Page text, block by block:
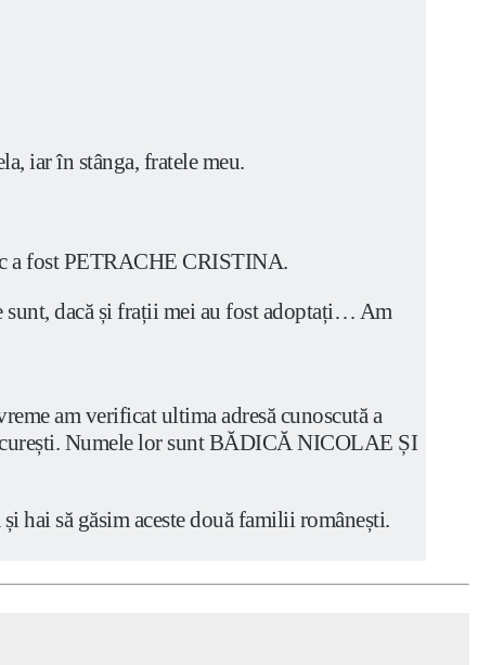
iar în stânga, fratele meu.
a fost PETRACHE CRISTINA.
sunt, dacă și frații mei au fost adoptați… Am
am verificat ultima adresă cunoscută a
Numele lor sunt BĂDICĂ NICOLAE ȘI
hai să găsim aceste două familii românești.